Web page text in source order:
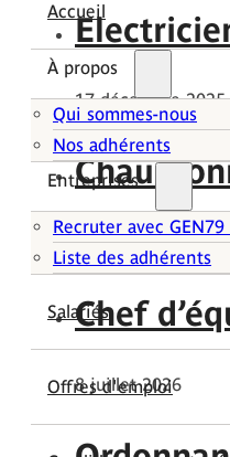
Accueil
À propos
Qui sommes-nous
Nos adhérents
Entreprises
Recruter avec GEN79
Liste des adhérents
Salariés
Offres d'emploi
17 décembre 2025
22 mai 2026
Chef
8 juillet 2026